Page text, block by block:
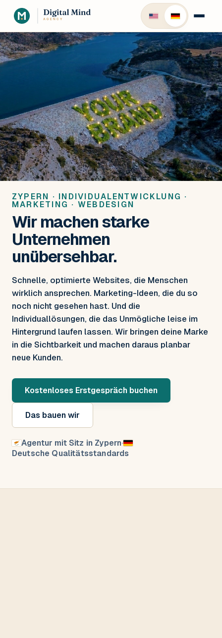
ZYPERN · INDIVIDUALENTWICKLUNG ·
MARKETING · WEBDESIGN
Wir machen starke
Unternehmen
unübersehbar.
Schnelle, optimierte Websites, die Menschen
wirklich ansprechen. Marketing-Ideen, die du so
noch nicht gesehen hast. Und die
Individuallösungen, die das Unmögliche leise im
Hintergrund laufen lassen. Wir bringen deine Marke
in die Sichtbarkeit und machen daraus planbar
neue Kunden.
Kostenloses Erstgespräch buchen
Das bauen wir
Agentur mit Sitz in Zypern·
Deutsche Qualitätsstandards